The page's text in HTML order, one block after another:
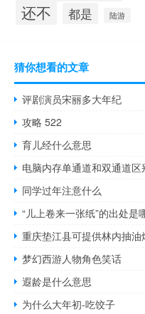
还不 都是 陆游
猜你想看的文章
评剧演员宋丽多大年纪
攻略 522
育儿经什么意思
电脑内存单通道和双通道区
同学过年注意什么
“儿上卷来一张纸”的出处是
重庆垫江县可提供林内抽
梦幻西游人物角色笑话
遐龄是什么意思
为什么大年初-吃饺子